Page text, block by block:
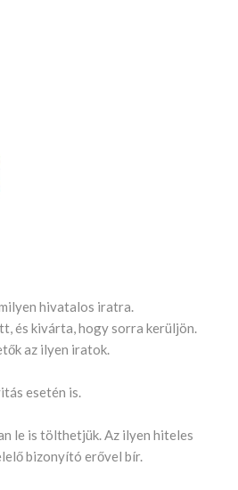
hivatalos iratra.
és kivárta, hogy sorra kerüljön.
az ilyen iratok.
esetén is.
le is tölthetjük. Az ilyen hiteles
bizonyító erővel bír.